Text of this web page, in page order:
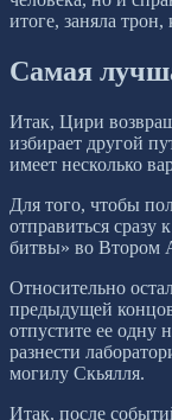
итоге, заняла
Самая
Итак, Цири
избирает другой
имеет несколько
Для того, чтобы
отправиться сразу
битвы» во Втором
Относительно
предыдущей
отпустите ее одну
разнести
могилу Скьялля.
Итак, после